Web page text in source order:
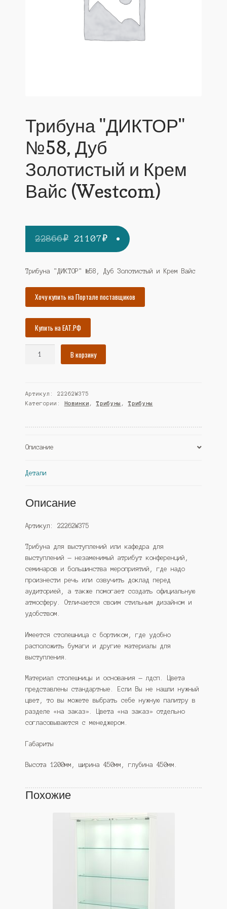
Трибуна "ДИКТОР"
№58, Дуб
Золотистый и Крем
Вайс (Westcom)
22866₽ Первоначальная
цена
составляла
22866₽.
21107₽Текущая
цена:
21107₽.
Трибуна "ДИКТОР" №58, Дуб Золотистый и Крем Вайс
Хочу купить на Портале поставщиков
Купить на ЕАТ.РФ
№58,
Дуб
и
Вайс
В корзину
Артикул: 22262W375
Категории: Новинки ,Трибуны ,Трибуны
Описание
Детали
Описание
Артикул: 22262W375
Трибуна для выступлений или кафедра для
выступлений — незаменимый атрибут конференций,
семинаров и большинства мероприятий, где надо
произнести речь или озвучить доклад перед
аудиторией, а также помогает создать официальную
атмосферу. Отличается своим стильным дизайном и
удобством.
Имеется столешница с бортиком, где удобно
расположить бумаги и другие материалы для
выступления.
Материал столешницы и основания — лдсп. Цвета
представлены стандартные. Если Вы не нашли нужный
цвет, то вы можете выбрать себе нужную палитру в
разделе «на заказ». Цвета «на заказ» отдельно
согласовываются с менеджером.
Габариты
Высота 1200мм, ширина 450мм, глубина 450мм.
Похожие